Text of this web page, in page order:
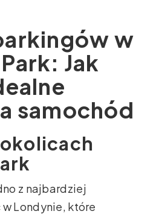
w
Jak
samochód
z najbardziej
Londynie, które